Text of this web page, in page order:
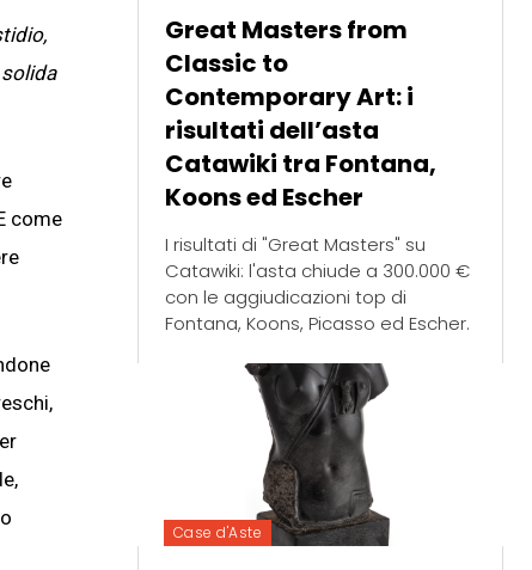
come
Great Masters from
Classic to
Contemporary Art: i
risultati dell’asta
Catawiki tra Fontana,
Koons ed Escher
I risultati di "Great Masters" su
Catawiki: l'asta chiude a 300.000 €
con le aggiudicazioni top di
Fontana, Koons, Picasso ed Escher.
Case d'Aste